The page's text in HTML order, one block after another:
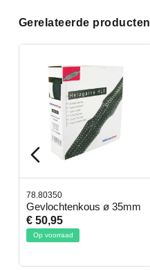
Gerelateerde producten
78.80350
Gevlochtenkous ø 35mm
€ 50,95
Op voorraad